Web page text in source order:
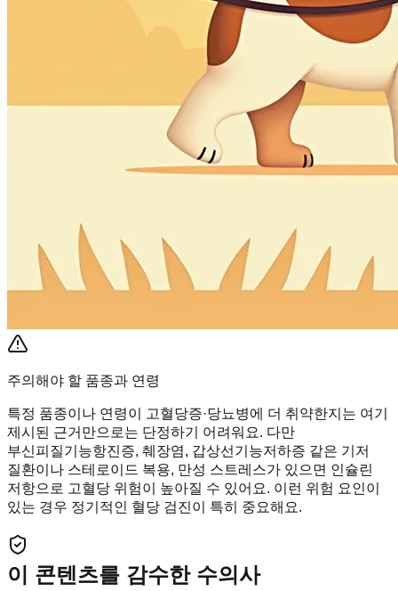
주의해야 할 품종과 연령
특정 품종이나 연령이 고혈당증·당뇨병에 더 취약한지는 여기
제시된 근거만으로는 단정하기 어려워요. 다만
부신피질기능항진증, 췌장염, 갑상선기능저하증 같은 기저
질환이나 스테로이드 복용, 만성 스트레스가 있으면 인슐린
저항으로 고혈당 위험이 높아질 수 있어요. 이런 위험 요인이
있는 경우 정기적인 혈당 검진이 특히 중요해요.
이 콘텐츠를 감수한 수의사